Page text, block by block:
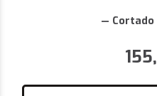
—